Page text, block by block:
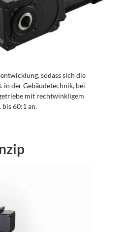
sodass sich die
in der Gebäudetechnik, bei
mit rechtwinkligem
60:1 an.